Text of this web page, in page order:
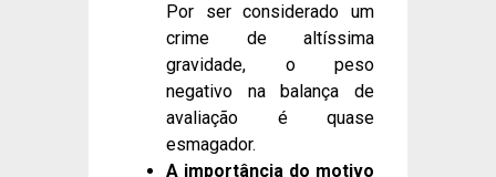
Por ser considerado um
crime de altíssima
gravidade, o peso
negativo na balança de
avaliação é quase
esmagador.
A importância do motivo